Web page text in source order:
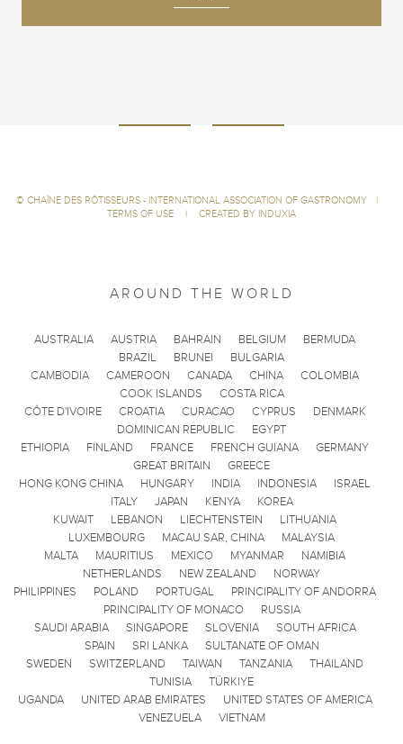
© CHAÎNE DES RÔTISSEURS - INTERNATIONAL ASSOCIATION OF GASTRONOMY
|
TERMS OF USE
| CREATED BY INDUXIA
AROUND THE WORLD
AUSTRALIA AUSTRIA BAHRAIN BELGIUM
BERMUDA
BRAZIL
BRUNEI
BULGARIA
CAMBODIA
CAMEROON CANADA CHINA
COLOMBIA
COOK ISLANDS
COSTA RICA
CÔTE D'IVOIRE
CROATIA CURACAO CYPRUS
DENMARK
DOMINICAN REPUBLIC
EGYPT
ETHIOPIA
FINLAND FRANCE FRENCH GUIANA
GERMANY
GREAT BRITAIN
GREECE
HONG KONG CHINA
HUNGARY INDIA INDONESIA
ISRAEL
ITALY
JAPAN KENYA
KOREA
KUWAIT
LEBANON LIECHTENSTEIN
LITHUANIA
LUXEMBOURG
MACAU SAR, CHINA
MALAYSIA
MALTA
MAURITIUS MEXICO MYANMAR
NAMIBIA
NETHERLANDS
NEW ZEALAND
NORWAY
PHILIPPINES
POLAND PORTUGAL
PRINCIPALITY OF ANDORRA
PRINCIPALITY OF MONACO
RUSSIA
SAUDI ARABIA
SINGAPORE SLOVENIA
SOUTH AFRICA
SPAIN
SRI LANKA
SULTANATE OF OMAN
SWEDEN
SWITZERLAND TAIWAN TANZANIA
THAILAND
TUNISIA
TÜRKIYE
UGANDA
UNITED ARAB EMIRATES
UNITED STATES OF AMERICA
VENEZUELA
VIETNAM